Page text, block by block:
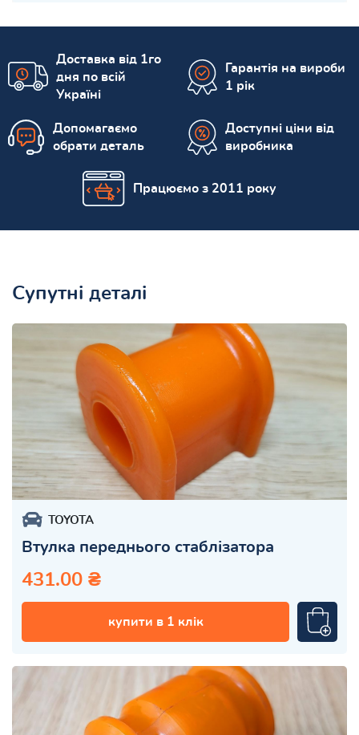
Доставка від 1го
дня по всій
Україні
Гарантія на вироби
1 рік
Допомагаємо
обрати деталь
Доступні ціни від
виробника
Працюємо з 2011 року
Супутні деталі
TOYOTA
Втулка переднього стаблізатора
431.00 ₴
купити в 1 клік